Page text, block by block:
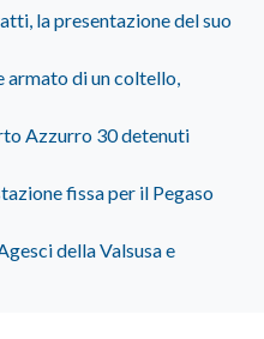
la presentazione del suo
armato di un coltello,
Azzurro 30 detenuti
fissa per il Pegaso
della Valsusa e